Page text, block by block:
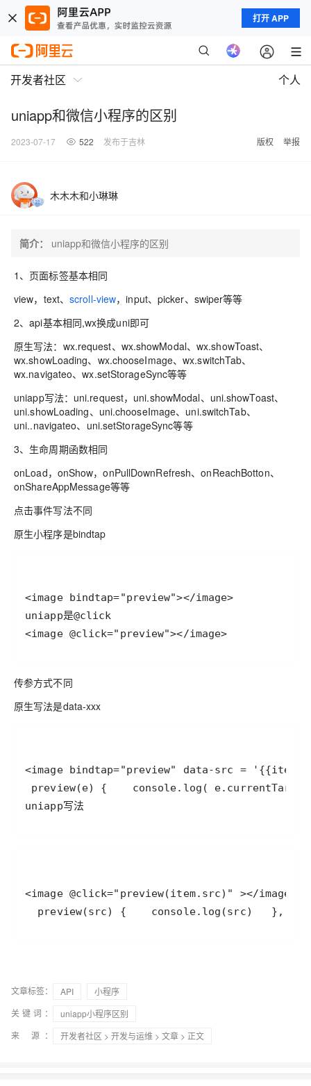
打开 APP
开发者社区 个人
uniapp和微信小程序的区别
2023-07-17 522 发布于吉林 版权 举报
木木木和小琳琳
简介： uniapp和微信小程序的区别
1、页面标签基本相同
view，text、scroll-view，input、picker、swiper等等
2、api基本相同,wx换成uni即可
原生写法：wx.request、wx.showModal、wx.showToast、
wx.showLoading、wx.chooseImage、wx.switchTab、
wx.navigateo、wx.setStorageSync等等
uniapp写法：uni.request，uni.showModal、uni.showToast、
uni.showLoading、uni.chooseImage、uni.switchTab、
uni..navigateo、uni.setStorageSync等等
3、生命周期函数相同
onLoad，onShow，onPullDownRefresh、onReachBotton、
onShareAppMessage等等
点击事件写法不同
原生小程序是bindtap
<image @click="preview"></image>
传参方式不同
原生写法是data-xxx
uniapp写法
preview(src) {    console.log(src)   },
文章标签： API
小程序
关键词：
uniapp小程序区别
来 源：
开发者社区 > 开发与运维 > 文章 > 正文